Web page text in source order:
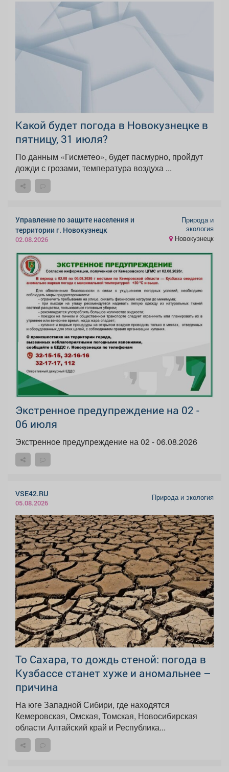
Какой будет погода в Новокузнецке в
пятницу, 31 июля?
По данным «Гисметео», будет пасмурно, пройдут
дожди с грозами, температура воздуха ...
Управление по защите населения и
территории г. Новокузнецк
02.08.2026
Природа и
экология
Новокузнецк
Экстренное предупреждение на 02 -
06 июля
Экстренное предупреждение на 02 - 06.08.2026
VSE42.RU
05.08.2026
Природа и экология
То Сахара, то дождь стеной: погода в
Кузбассе станет хуже и аномальнее –
причина
На юге Западной Сибири, где находятся
Кемеровская, Омская, Томская, Новосибирская
области Алтайский край и Республика...